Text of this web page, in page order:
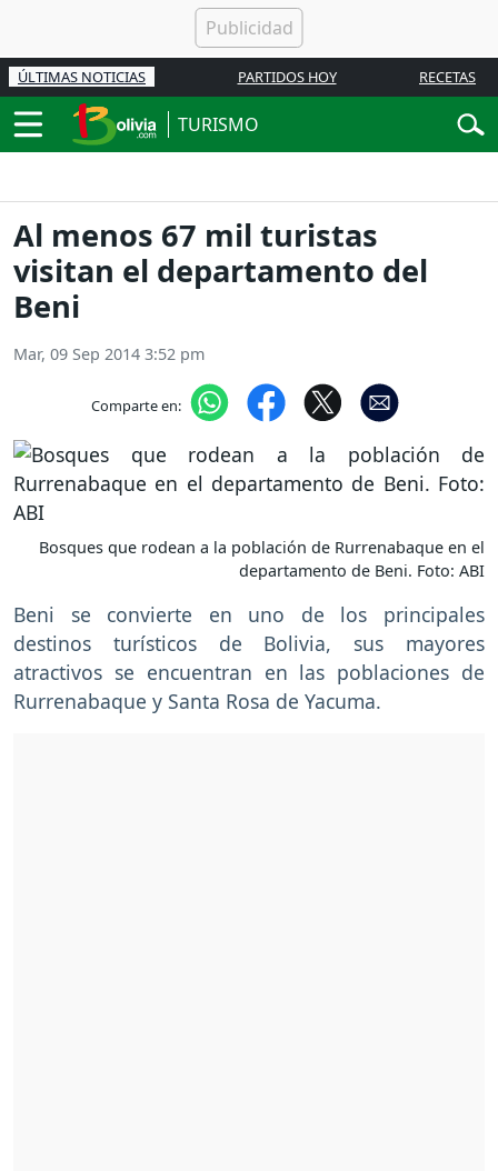
ÚLTIMAS NOTICIAS PARTIDOS HOY RECETAS
TURISMO
Al menos 67 mil turistas
visitan el departamento del
Beni
Mar, 09 Sep 2014 3:52 pm
Comparte en:
Bosques que rodean a la población de Rurrenabaque en el
departamento de Beni. Foto: ABI
Beni se convierte en uno de los principales
destinos turísticos de Bolivia, sus mayores
atractivos se encuentran en las poblaciones de
Rurrenabaque y Santa Rosa de Yacuma.